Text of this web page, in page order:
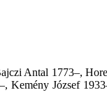
Antal 1773–,
Kemény József